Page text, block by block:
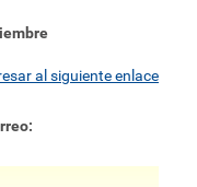
al siguiente enlace